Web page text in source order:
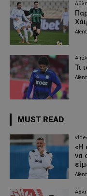
Τι
MUST READ
«Η
να